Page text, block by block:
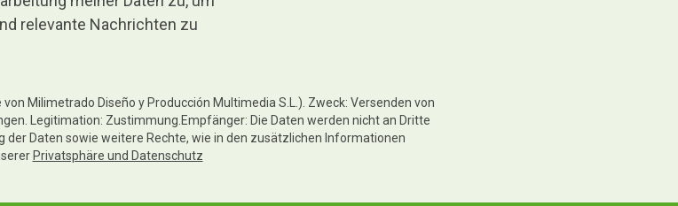
relevante Nachrichten zu
Milimetrado Diseño y Producción Multimedia S.L.). Zweck: Versenden von
Legitimation: Zustimmung.Empfänger: Die Daten werden nicht an Dritte
Daten sowie weitere Rechte, wie in den zusätzlichen Informationen
Privatsphäre und Datenschutz